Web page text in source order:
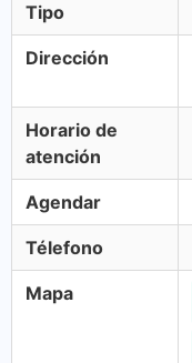
Tipo
Dirección
Horario de
atención
Agendar
Télefono
Mapa